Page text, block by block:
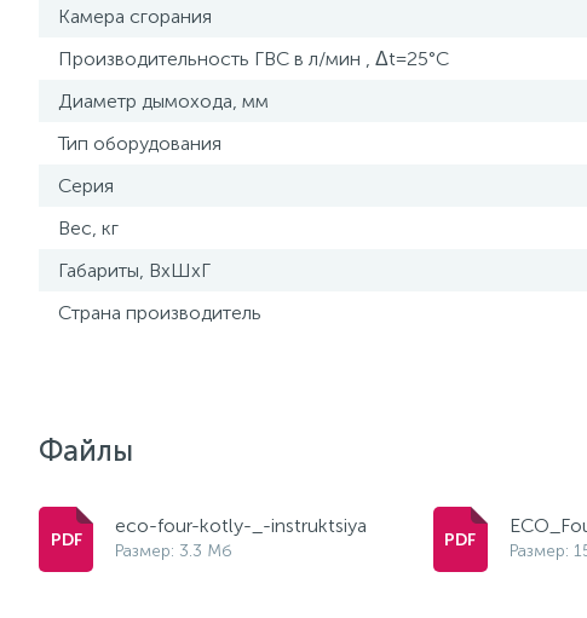
Камера сгорания
Производительность ГВС в л/мин , Δt=25°C
Диаметр дымохода, мм
Тип оборудования
Серия
Вес, кг
Габариты, ВхШхГ
Страна производитель
Файлы
eco-four-kotly-_-instruktsiya
Размер: 3.3 Мб Размер: